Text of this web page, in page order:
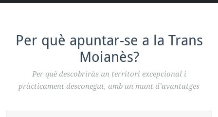
Per què apuntar-se a la Trans
Moianès?
Per què descobriràs un territori excepcional i
pràcticament desconegut, amb un munt d’avantatges